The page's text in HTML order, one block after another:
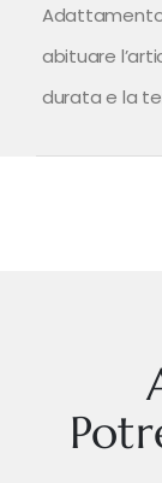
abituare
durata e la